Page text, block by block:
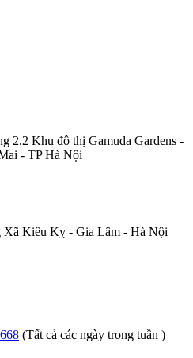
2.2 Khu đô thị Gamuda Gardens -
- TP Hà Nội
Xã Kiêu Kỵ - Gia Lâm - Hà Nội
(Tất cả các ngày trong tuần )